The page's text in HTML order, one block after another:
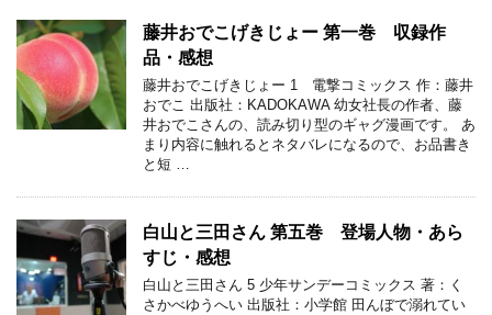
藤井おでこげきじょー 第一巻 収録作
品・感想
藤井おでこげきじょー 1 電撃コミックス 作：藤井
おでこ 出版社：KADOKAWA 幼女社長の作者、藤
井おでこさんの、読み切り型のギャグ漫画です。 あ
まり内容に触れるとネタバレになるので、お品書き
と短 …
白山と三田さん 第五巻 登場人物・あら
すじ・感想
白山と三田さん 5 少年サンデーコミックス 著：く
さかべゆうへい 出版社：小学館 田んぼで溺れてい